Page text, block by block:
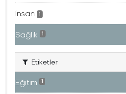
İnsan 1
Sağlık 1
Etiketler
Eğitim 1